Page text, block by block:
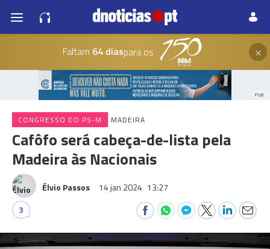
Faltam 64 diaspara os ×
PUB
CONGRESSO DO PS-M MADEIRA
Cafôfo será cabeça-de-lista pela
Madeira às Nacionais
Élvio Passos 14 jan 2024 13:27
3